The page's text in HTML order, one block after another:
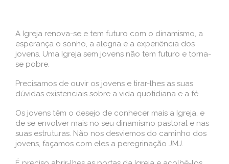
A Igreja renova-se e tem futuro com o dinamismo, a
esperança o sonho, a alegria e a experiência dos
jovens. Uma Igreja sem jovens não tem futuro e torna-
se pobre.
Precisamos de ouvir os jovens e tirar-lhes as suas
dúvidas existenciais sobre a vida quotidiana e a fé.
Os jovens têm o desejo de conhecer mais a Igreja, e
de se envolver mais no seu dinamismo pastoral e nas
suas estruturas. Não nos desviemos do caminho dos
jovens, façamos com eles a peregrinação JMJ.